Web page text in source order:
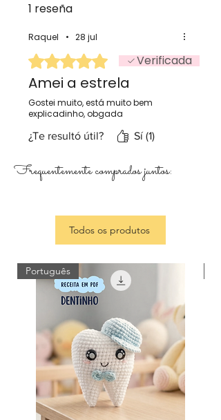
1 reseña
Raquel • 28 jul
Obtuvo 5 de 5 estrellas.Verificada
Amei a estrela
Gostei muito, está muito bem
explicadinho, obgada
¿Te resultó útil?
Sí (1)
Frequentemente comprados juntos:
Todos os produtos
Português